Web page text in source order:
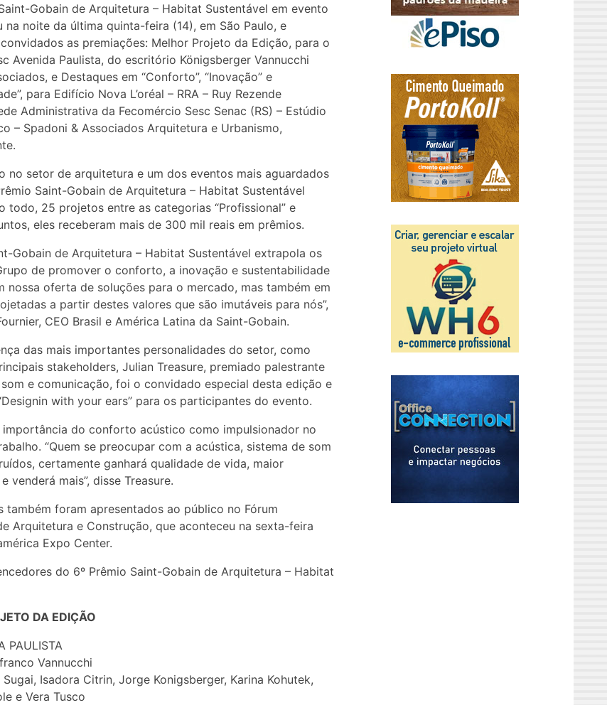
Gobain de Arquitetura – Habitat Sustentável em evento
na noite da última quinta-feira (14), em São Paulo, e
as premiações: Melhor Projeto da Edição, para o
Avenida Paulista, do escritório Königsberger Vannucchi
e Destaques em “Conforto”, “Inovação” e
para Edifício Nova L’oréal – RRA – Ruy Rezende
Administrativa da Fecomércio Sesc Senac (RS) – Estúdio
– Spadoni & Associados Arquitetura e Urbanismo,
no setor de arquitetura e um dos eventos mais aguardados
Saint-Gobain de Arquitetura – Habitat Sustentável
todo, 25 projetos entre as categorias “Profissional” e
eles receberam mais de 300 mil reais em prêmios.
Gobain de Arquitetura – Habitat Sustentável extrapola os
de promover o conforto, a inovação e sustentabilidade
nossa oferta de soluções para o mercado, mas também em
a partir destes valores que são imutáveis para nós”,
CEO Brasil e América Latina da Saint-Gobain.
das mais importantes personalidades do setor, como
stakeholders, Julian Treasure, premiado palestrante
e comunicação, foi o convidado especial desta edição e
with your ears” para os participantes do evento.
importância do conforto acústico como impulsionador no
“Quem se preocupar com a acústica, sistema de som
certamente ganhará qualidade de vida, maior
venderá mais”, disse Treasure.
também foram apresentados ao público no Fórum
Arquitetura e Construção, que aconteceu na sexta-feira
Expo Center.
do 6º Prêmio Saint-Gobain de Arquitetura – Habitat
DA EDIÇÃO
PAULISTA
Vannucchi
Isadora Citrin, Jorge Konigsberger, Karina Kohutek,
e Vera Tusco